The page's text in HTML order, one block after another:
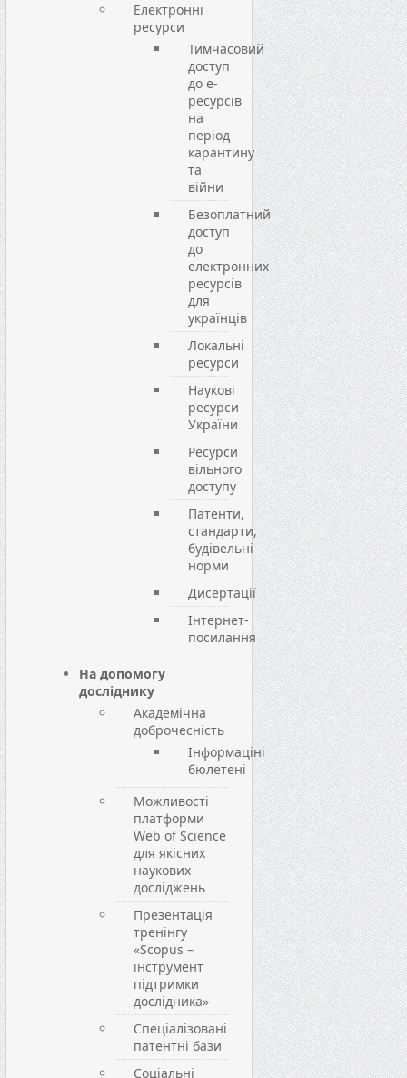
Електронні
ресурси
Тимчасовий
доступ
до е-
ресурсів
на
період
карантину
та
війни
Безоплатний
доступ
до
електронних
ресурсів
для
українців
Локальні
ресурси
Наукові
ресурси
України
Ресурси
вільного
доступу
Патенти,
стандарти,
будівельні
норми
Дисертації
Інтернет-
посилання
На допомогу
досліднику
Академічна
доброчесність
Інформаціні
бюлетені
Можливості
платформи
Web of Science
для якісних
наукових
досліджень
Презентація
тренінгу
«Scopus –
інструмент
підтримки
дослідника»
Спеціалізовані
патентні бази
Соціальні